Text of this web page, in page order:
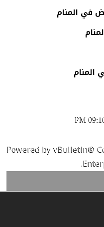
في المنام
المنام
09:10
Powered by vBulletin®